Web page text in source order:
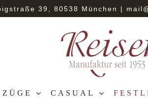
39, 80538 München |
CASUAL